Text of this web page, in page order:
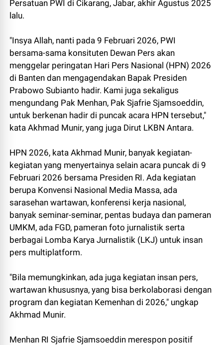
Persatuan PWI di Cikarang, Jabar, akhir Agustus 2025
lalu.
"Insya Allah, nanti pada 9 Februari 2026, PWI
bersama-sama konsituten Dewan Pers akan
menggelar peringatan Hari Pers Nasional (HPN) 2026
di Banten dan mengagendakan Bapak Presiden
Prabowo Subianto hadir. Kami juga sekaligus
mengundang Pak Menhan, Pak Sjafrie Sjamsoeddin,
untuk berkenan hadir di puncak acara HPN tersebut,"
kata Akhmad Munir, yang juga Dirut LKBN Antara.
HPN 2026, kata Akhmad Munir, banyak kegiatan-
kegiatan yang menyertainya selain acara puncak di 9
Februari 2026 bersama Presiden RI. Ada kegiatan
berupa Konvensi Nasional Media Massa, ada
sarasehan wartawan, konferensi kerja nasional,
banyak seminar-seminar, pentas budaya dan pameran
UMKM, ada FGD, pameran foto jurnalistik serta
berbagai Lomba Karya Jurnalistik (LKJ) untuk insan
pers multiplatform.
"Bila memungkinkan, ada juga kegiatan insan pers,
wartawan khususnya, yang bisa berkolaborasi dengan
program dan kegiatan Kemenhan di 2026," ungkap
Akhmad Munir.
Menhan RI Sjafrie Sjamsoeddin merespon positif